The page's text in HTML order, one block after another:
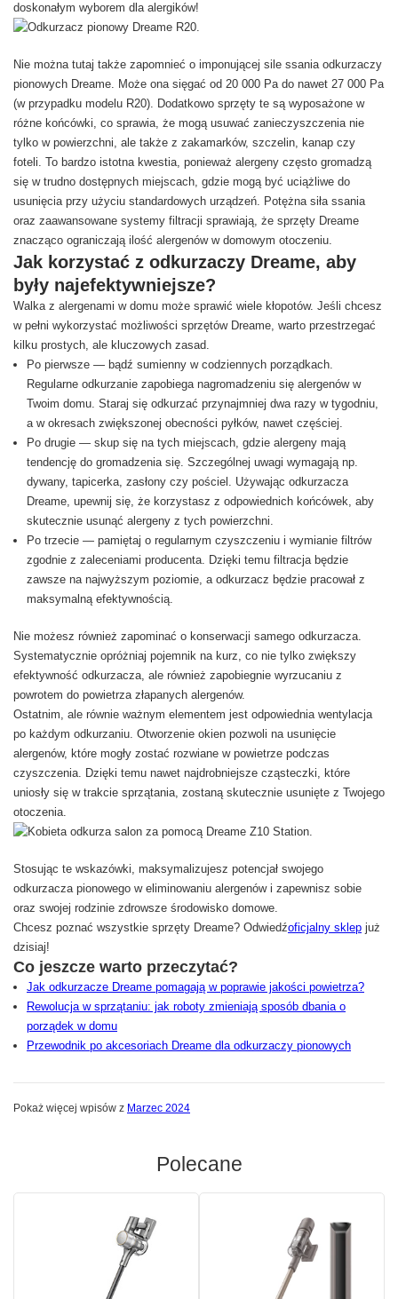
doskonałym wyborem dla alergików!
Nie można tutaj także zapomnieć o imponującej sile ssania odkurzaczy
pionowych Dreame. Może ona sięgać od 20 000 Pa do nawet 27 000 Pa
(w przypadku modelu R20). Dodatkowo sprzęty te są wyposażone w
różne końcówki, co sprawia, że mogą usuwać zanieczyszczenia nie
tylko w powierzchni, ale także z zakamarków, szczelin, kanap czy
foteli. To bardzo istotna kwestia, ponieważ alergeny często gromadzą
się w trudno dostępnych miejscach, gdzie mogą być uciążliwe do
usunięcia przy użyciu standardowych urządzeń. Potężna siła ssania
oraz zaawansowane systemy filtracji sprawiają, że sprzęty Dreame
znacząco ograniczają ilość alergenów w domowym otoczeniu.
Jak korzystać z odkurzaczy Dreame, aby
były najefektywniejsze?
Walka z alergenami w domu może sprawić wiele kłopotów. Jeśli chcesz
w pełni wykorzystać możliwości sprzętów Dreame, warto przestrzegać
kilku prostych, ale kluczowych zasad.
Po pierwsze — bądź sumienny w codziennych porządkach.
Regularne odkurzanie zapobiega nagromadzeniu się alergenów w
Twoim domu. Staraj się odkurzać przynajmniej dwa razy w tygodniu,
a w okresach zwiększonej obecności pyłków, nawet częściej.
Po drugie — skup się na tych miejscach, gdzie alergeny mają
tendencję do gromadzenia się. Szczególnej uwagi wymagają np.
dywany, tapicerka, zasłony czy pościel. Używając odkurzacza
Dreame, upewnij się, że korzystasz z odpowiednich końcówek, aby
skutecznie usunąć alergeny z tych powierzchni.
Po trzecie — pamiętaj o regularnym czyszczeniu i wymianie filtrów
zgodnie z zaleceniami producenta. Dzięki temu filtracja będzie
zawsze na najwyższym poziomie, a odkurzacz będzie pracował z
maksymalną efektywnością.
Nie możesz również zapominać o konserwacji samego odkurzacza.
Systematycznie opróżniaj pojemnik na kurz, co nie tylko zwiększy
efektywność odkurzacza, ale również zapobiegnie wyrzucaniu z
powrotem do powietrza złapanych alergenów.
Ostatnim, ale równie ważnym elementem jest odpowiednia wentylacja
po każdym odkurzaniu. Otworzenie okien pozwoli na usunięcie
alergenów, które mogły zostać rozwiane w powietrze podczas
czyszczenia. Dzięki temu nawet najdrobniejsze cząsteczki, które
uniosły się w trakcie sprzątania, zostaną skutecznie usunięte z Twojego
otoczenia.
Stosując te wskazówki, maksymalizujesz potencjał swojego
odkurzacza pionowego w eliminowaniu alergenów i zapewnisz sobie
oraz swojej rodzinie zdrowsze środowisko domowe.
Chcesz poznać wszystkie sprzęty Dreame? Odwiedźoficjalny sklep już
dzisiaj!
Co jeszcze warto przeczytać?
Jak odkurzacze Dreame pomagają w poprawie jakości powietrza?
Rewolucja w sprzątaniu: jak roboty zmieniają sposób dbania o
porządek w domu
Przewodnik po akcesoriach Dreame dla odkurzaczy pionowych
Pokaż więcej wpisów z Marzec 2024
Polecane